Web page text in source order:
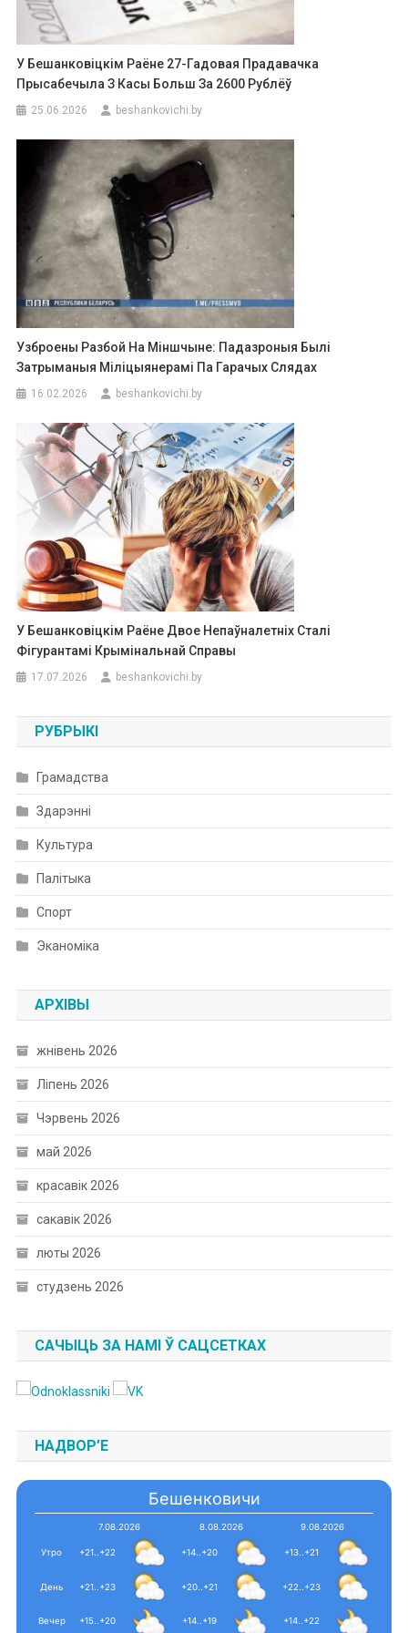
У Бешанковіцкім Раёне 27-Гадовая Прадавачка
Прысабечыла З Касы Больш За 2600 Рублёў
25.06.2026 beshankovichi.by
Узброены Разбой На Міншчыне: Падазроныя Былі
Затрыманыя Міліцыянерамі Па Гарачых Слядах
16.02.2026 beshankovichi.by
У Бешанковіцкім Раёне Двое Непаўналетніх Сталі
Фігурантамі Крымінальнай Справы
17.07.2026 beshankovichi.by
РУБРЫКІ
Грамадства
Здарэнні
Культура
Палітыка
Спорт
Эканоміка
АРХІВЫ
жнівень 2026
Ліпень 2026
Чэрвень 2026
май 2026
красавік 2026
сакавік 2026
люты 2026
студзень 2026
САЧЫЦЬ ЗА НАМІ Ў САЦСЕТКАХ
НАДВОР’Е
Бешенковичи
7.08.2026
+21..+22
+21..+23
+15..+20
8.08.2026
+14..+20
+20..+21
+14..+19
9.08.2026
+13..+21
+22..+23
+14..+22
Вечер
День
Утро